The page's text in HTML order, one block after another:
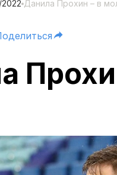
2022 Данила Прохин – в